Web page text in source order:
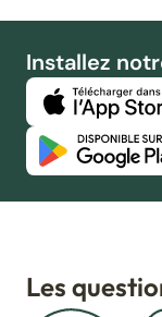
Installez
Les